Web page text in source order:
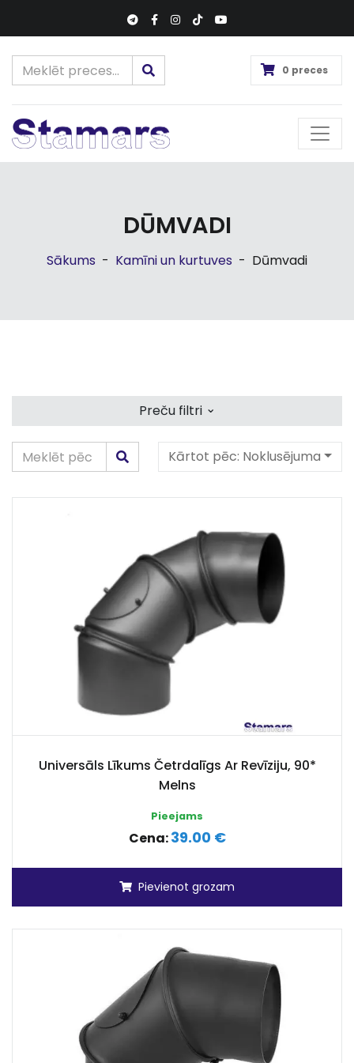
0 preces
DŪMVADI
Sākums - Kamīni un kurtuves - Dūmvadi
Preču filtri ⌄
Kārtot pēc: Noklusējuma
Universāls Līkums Četrdalīgs Ar Revīziju, 90*
Melns
Pieejams
Cena:39.00 €
Pievienot grozam